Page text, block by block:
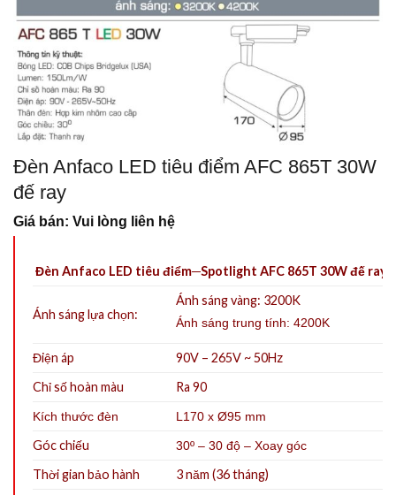
Đèn Anfaco LED tiêu điểm AFC 865T 30W
đế ray
Giá bán: Vui lòng liên hệ
Đèn Anfaco LED tiêu điểm─Spotlight AFC 865T 30W đế ray
Ánh sáng lựa chọn:
Ánh sáng vàng: 3200K
Ánh sáng trung tính: 4200K
Điện áp
90V – 265V ~ 50Hz
Chỉ số hoàn màu
Ra 90
Kích thước đèn L170 x Ø95 mm
Góc chiếu 30º – 30 độ – Xoay góc
Thời gian bảo hành 3 năm (36 tháng)